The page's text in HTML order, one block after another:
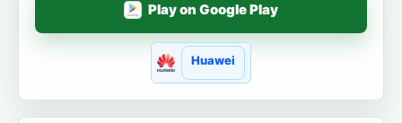
Play on Google Play
Huawei